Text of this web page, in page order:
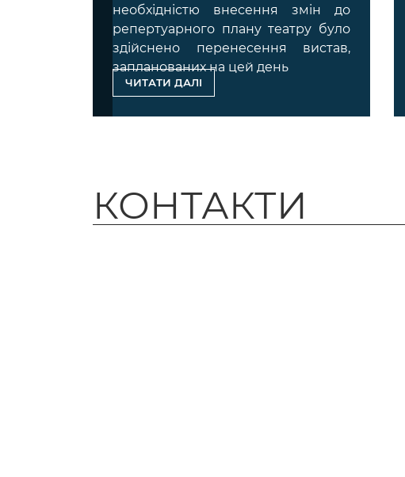
необхідністю внесення змін до
репертуарного плану театру було
здійснено перенесення вистав,
запланованих на цей день
ЧИТАТИ ДАЛІ
КОНТАКТИ